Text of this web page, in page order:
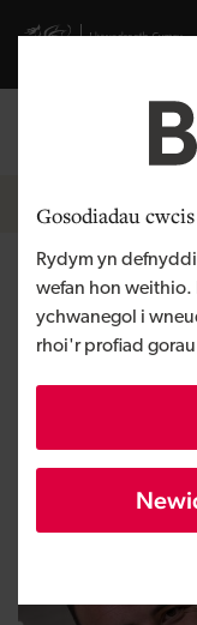
Gosodiadau cwcis
Rydym yn
wefan hon
ychwanegol i
rhoi'r profiad
Visit gov.wales
Breadcrumb
Hafan
Hilltop
Rhanbarth
Maint